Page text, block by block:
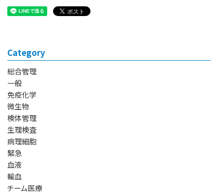
Category
総合管理
一般
免疫化学
微生物
検体管理
生理検査
病理細胞
緊急
血液
輸血
チーム医療